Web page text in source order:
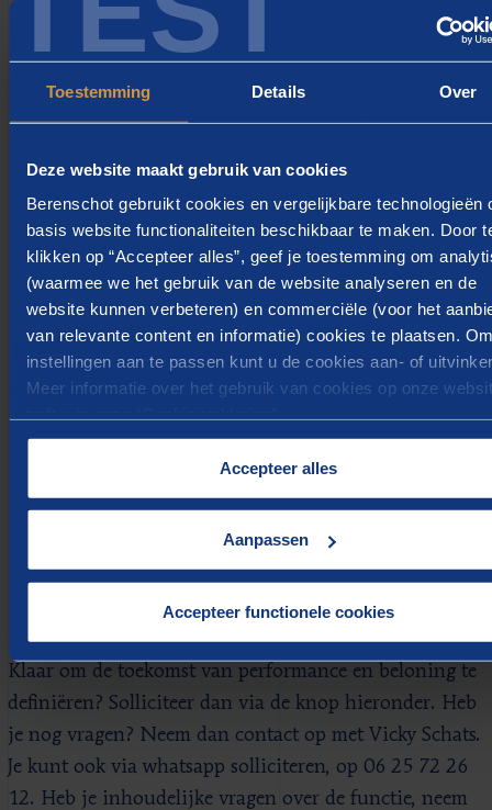
Toestemming Details Over
Deze website maakt gebruik van cookies
Berenschot gebruikt cookies en vergelijkbare technologieën
basis website functionaliteiten beschikbaar te maken. Door
klikken op “Accepteer alles”, geef je toestemming om
(waarmee we het gebruik van de website analyseren en de
website kunnen verbeteren) en commerciële (voor het
van relevante content en informatie) cookies te plaatsen.
instellingen aan te passen kunt u de cookies aan- of
Meer informatie over het gebruik van cookies op onze
Accepteer alles
Aanpassen
Accepteer functionele cookies
maximaal 20 bij te kopen.
een vrij in te delen feestdagenbudget
een mooie pensioenregeling
als start een jaarcontract, met de mogelijkheid tot
een vast dienstverband bij goede prestaties
flexibiliteit in jouw werklocatie, waarbij je in
overleg met de opdrachtgever kunt kiezen tussen
werken op locatie bij de klant, thuiswerken of op
ons kantoor, dat een gezellige ontmoetingsplaats
is
communicatielijnen, er wordt echt naar je
professionele groei, waarbij we jouw initiatief
graag omarmen en faciliteren.
Interesse?
Klaar om de toekomst van performance en beloning te
definiëren? Solliciteer dan via de knop hieronder. Heb
je nog vragen? Neem dan contact op met Vicky Schats.
Je kunt ook via whatsapp solliciteren, op 06 25 72 26
12. Heb je inhoudelijke vragen over de functie, neem